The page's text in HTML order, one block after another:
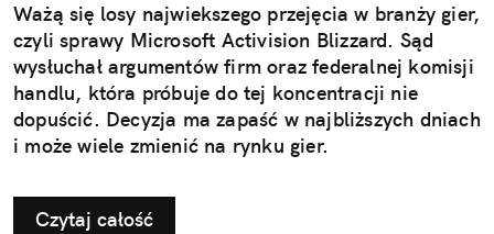
Ważą się losy najwiekszego przejęcia w branży gier,
czyli sprawy Microsoft Activision Blizzard. Sąd
wysłuchał argumentów firm oraz federalnej komisji
handlu, która próbuje do tej koncentracji nie
dopuścić. Decyzja ma zapaść w najbliższych dniach
i może wiele zmienić na rynku gier.
Czytaj całość